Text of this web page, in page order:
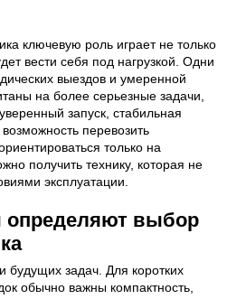
ключевую роль играет не только
вести себя под нагрузкой. Одни
выездов и умеренной
на более серьезные задачи,
запуск, стабильная
перевозить
только на
получить технику, которая не
эксплуатации.
определяют выбор
будущих задач. Для коротких
обычно важны компактность,